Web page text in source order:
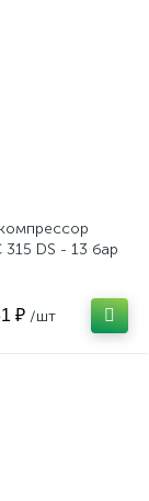
315 DS - 13 бар
₽ /шт